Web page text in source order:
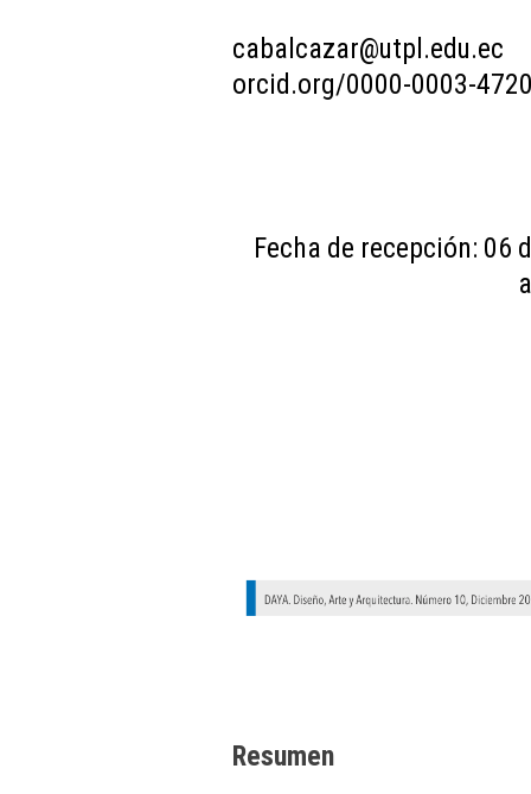
cabalcazar@utpl.edu.ec
orcid.org/0000-0003-
Fecha de recepción: 06
Resumen